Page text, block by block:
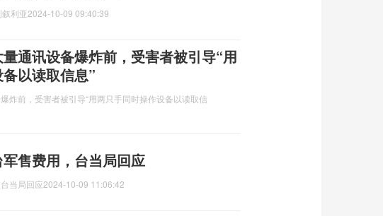
利亚2024-10-09 09:40:39
通讯设备爆炸前，受害者被引导“用
以读取信息”
炸前，受害者被引导“用两只手同时操作设备以读取信
售费用，台当局回应
当局回应2024-10-09 11:06:42